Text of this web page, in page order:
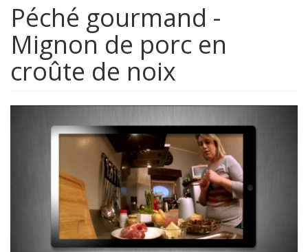
Péché gourmand -
Mignon de porc en
croûte de noix